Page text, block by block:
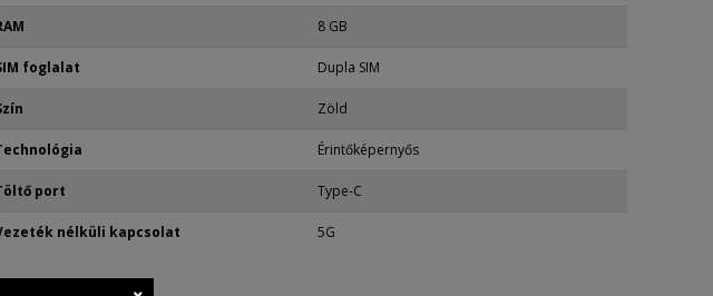
8 GB
foglalat Dupla SIM
Zöld
Érintőképernyős
port Type-C
nélküli kapcsolat 5G